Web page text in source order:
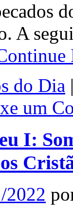
A
do Dia
um
I:
2022